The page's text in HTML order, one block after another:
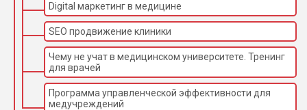
Digital маркетинг в медицине
SEO продвижение клиники
Чему не учат в медицинском университете. Тренинг
для врачей
Программа управленческой эффективности для
медучреждений